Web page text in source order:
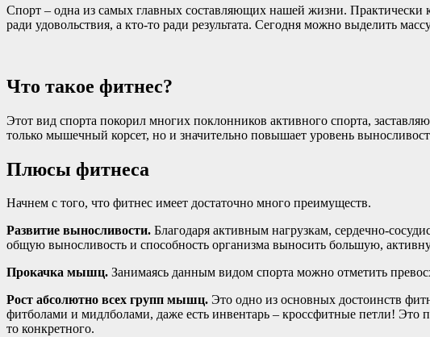
Спорт – одна из самых главных составляющих нашей жизни. Практически
ради удовольствия, а кто-то ради результата. Сегодня можно выделить
Что такое фитнес?
Этот вид спорта покорил многих поклонников активного спорта,
только мышечный корсет, но и значительно повышает уровень
Плюсы фитнеса
Начнем с того, что фитнес имеет достаточно много преимуществ.
Развитие выносливости. Благодаря активным нагрузкам, сердечно-
общую выносливость и способность организма выносить большую,
Прокачка мышц. Занимаясь данным видом спорта можно отметить
Рост абсолютно всех групп мышц. Это одно из основных достоинств
фитболами и мидлболами, даже есть инвентарь – кроссфитные петли! Это
то конкретного.